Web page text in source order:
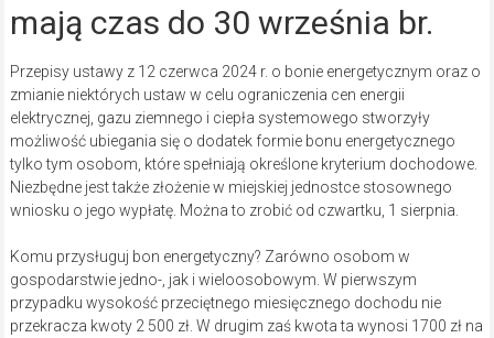
mają czas do 30 września br.
Przepisy ustawy z 12 czerwca 2024 r. o bonie energetycznym oraz o
zmianie niektórych ustaw w celu ograniczenia cen energii
elektrycznej, gazu ziemnego i ciepła systemowego stworzyły
możliwość ubiegania się o dodatek formie bonu energetycznego
tylko tym osobom, które spełniają określone kryterium dochodowe.
Niezbędne jest także złożenie w miejskiej jednostce stosownego
wniosku o jego wypłatę. Można to zrobić od czwartku, 1 sierpnia.
Komu przysługuj bon energetyczny? Zarówno osobom w
gospodarstwie jedno-, jak i wieloosobowym. W pierwszym
przypadku wysokość przeciętnego miesięcznego dochodu nie
przekracza kwoty 2 500 zł. W drugim zaś kwota ta wynosi 1700 zł na